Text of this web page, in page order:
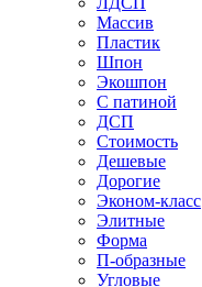
Массив
Пластик
Шпон
Экошпон
С патиной
ДСП
Стоимость
Дешевые
Дорогие
Эконом-класс
Элитные
Форма
П-образные
Угловые